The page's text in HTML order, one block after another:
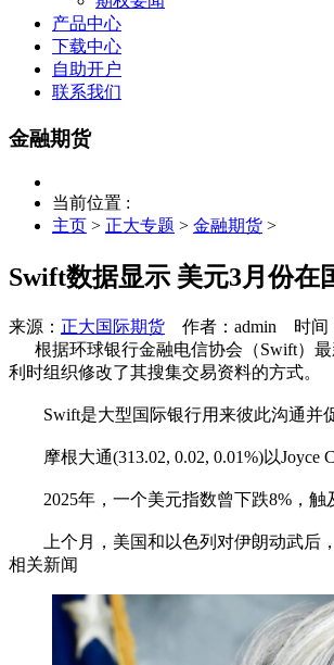
产品中心
下载中心
自助开户
联系我们
金融期货
当前位置 :
主页 > 正大专题 > 金融期货 >
Swift数据显示 美元3月份在
来源： 正大国际期货 作者：admin 时间
根据环球银行金融电信协会（Swift）最
利时组织修改了其搜集交易资料的方式。
Swift是大型国际银行用来彼此沟通并促
摩根大通(313.02, 0.02, 0.01%)以Joyce
2025年，一个美元指数曾下跌8%，触
上个月，美国和以色列对伊朗动武后，
相关新闻